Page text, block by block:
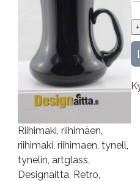
Riihimäki, riihimäen,
riihimaki, riihimaen, tynell,
tynelin, artglass,
Designaitta, Retro,